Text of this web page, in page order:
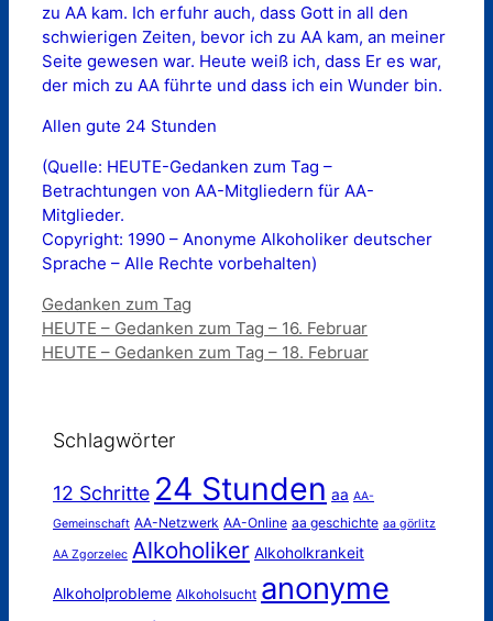
zu AA kam. Ich erfuhr auch, dass Gott in all den
schwierigen Zeiten, bevor ich zu AA kam, an meiner
Seite gewesen war. Heute weiß ich, dass Er es war,
der mich zu AA führte und dass ich ein Wunder bin.
Allen gute 24 Stunden
(Quelle: HEUTE-Gedanken zum Tag –
Betrachtungen von AA-Mitgliedern für AA-
Mitglieder.
Copyright: 1990 – Anonyme Alkoholiker deutscher
Sprache – Alle Rechte vorbehalten)
Kategorien
Gedanken zum Tag
HEUTE – Gedanken zum Tag – 16. Februar
HEUTE – Gedanken zum Tag – 18. Februar
Schlagwörter
12 Schritte 24 Stunden aa AA-
Gemeinschaft AA-Netzwerk AA-Online aa geschichte aa görlitz
AA Zgorzelec Alkoholiker Alkoholkrankeit
Alkoholprobleme Alkoholsucht anonyme